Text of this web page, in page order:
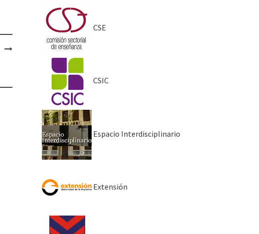
CSE
CSIC
Espacio Interdisciplinario
Extensión